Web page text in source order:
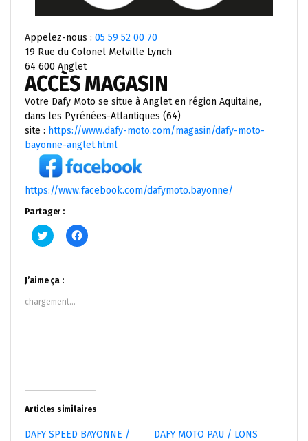
Appelez-nous : 05 59 52 00 70
19 Rue du Colonel Melville Lynch
64 600 Anglet
ACCÈS MAGASIN
Votre Dafy Moto se situe à Anglet en région Aquitaine,
dans les Pyrénées-Atlantiques (64)
site : https://www.dafy-moto.com/magasin/dafy-moto-
bayonne-anglet.html
https://www.facebook.com/dafymoto.bayonne/
Partager :
Cliquez
pour
Twitter(ouvre
dans
une
nouvelle
fenêtre)
Cliquez
pour
J’aime ça :
chargement…
Articles similaires
DAFY SPEED BAYONNE /
DAFY MOTO PAU / LONS